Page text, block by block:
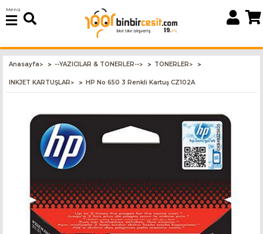
Menü
Anasayfa> --YAZICILAR & TONERLER--> TONERLER>
INKJET KARTUŞLAR> HP No 650 3 Renkli Kartuş CZ102A